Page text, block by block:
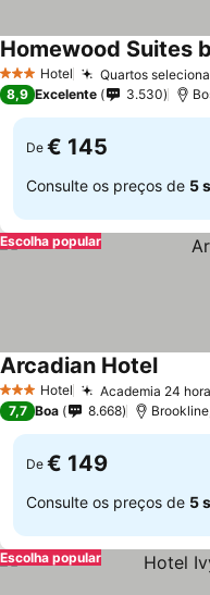
3 EstrelasHotel Quartos
8,9 Excelente 3.530
De € 145
Consulte os preços de 5
Escolha popular
3 EstrelasHotel Academia 24
Arcadian Hotel
7,7 Boa 8.668
De € 149
Consulte os preços de 5
Escolha popular